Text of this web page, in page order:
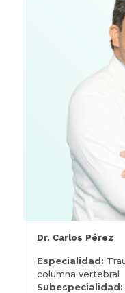
Dr. Carlos Pérez
Especialidad:
columna vertebral
Subespecialidad: